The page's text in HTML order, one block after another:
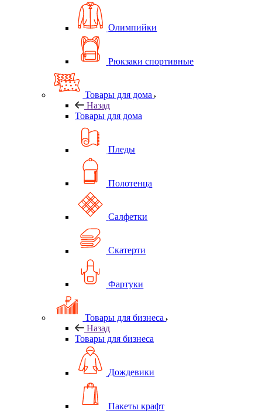
Олимпийки
Рюкзаки спортивные
Товары для дома
Назад
Товары для дома
Пледы
Полотенца
Салфетки
Скатерти
Фартуки
Товары для бизнеса
Назад
Товары для бизнеса
Дождевики
Пакеты крафт